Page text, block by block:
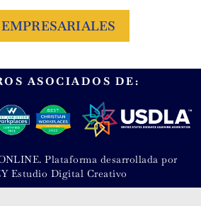
ASOCIADOS DE:
Plataforma desarrollada por
Estudio Digital Creativo